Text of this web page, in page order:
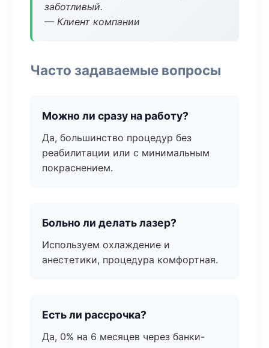
заботливый.
— Клиент компании
Часто задаваемые вопросы
Можно ли сразу на работу?
Да, большинство процедур без
реабилитации или с минимальным
покраснением.
Больно ли делать лазер?
Используем охлаждение и
анестетики, процедура комфортная.
Есть ли рассрочка?
Да, 0% на 6 месяцев через банки-